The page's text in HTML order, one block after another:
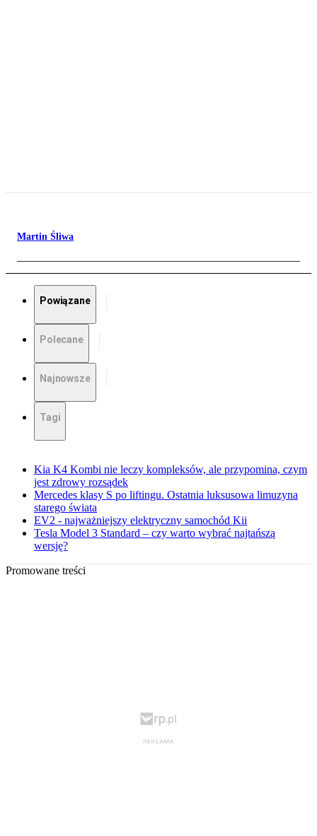
Martin Śliwa
Powiązane
Polecane
Najnowsze
Tagi
Kia K4 Kombi nie leczy kompleksów, ale przypomina, czym
jest zdrowy rozsądek
Mercedes klasy S po liftingu. Ostatnia luksusowa limuzyna
starego świata
EV2 - najważniejszy elektryczny samochód Kii
Tesla Model 3 Standard – czy warto wybrać najtańszą
wersję?
Promowane treści